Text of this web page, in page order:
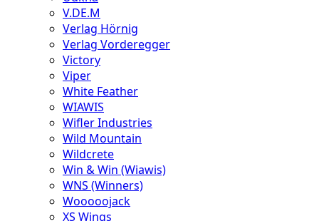
V.DE.M
Verlag Hörnig
Verlag Vorderegger
Victory
Viper
White Feather
WIAWIS
Wifler Industries
Wild Mountain
Wildcrete
Win & Win (Wiawis)
WNS (Winners)
Wooooojack
XS Wings